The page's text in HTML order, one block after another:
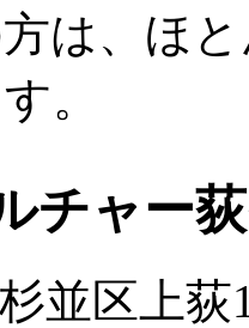
は、ほ
。
チャー
並区上荻